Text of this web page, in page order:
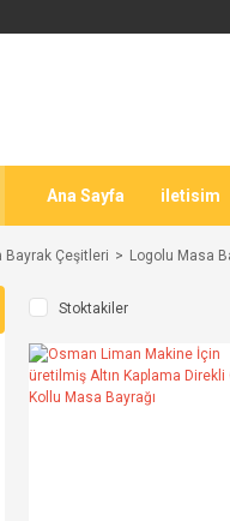
Ana Sayfa iletisim
Bayrak Çeşitleri Logolu Masa
Stoktakiler